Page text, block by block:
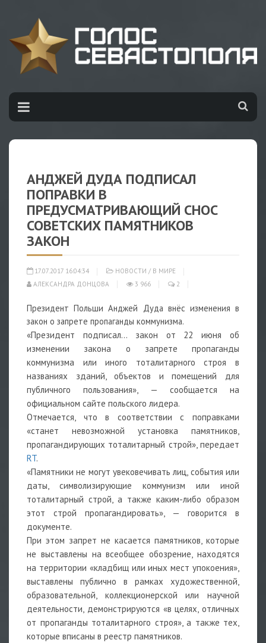
АНДЖЕЙ ДУДА ПОДПИСАЛ
ПОПРАВКИ В
ПРЕДУСМАТРИВАЮЩИЙ СНОС
СОВЕТСКИХ ПАМЯТНИКОВ
ЗАКОН
17.07.2017 16:04:34 НОВОСТИ / В МИРЕ
АЛЕКСАНДРА ДОНЦОВА
3 966 2
Президент Польши Анджей Дуда внёс изменения в
закон о запрете пропаганды коммунизма.
«Президент подписал… закон от 22 июня об
изменении закона о запрете пропаганды
коммунизма или иного тоталитарного строя в
названиях зданий, объектов и помещений для
публичного пользования», — сообщается на
официальном сайте польского лидера.
Отмечается, что в соответствии с поправками
«станет невозможной установка памятников,
пропагандирующих тоталитарный строй», передает
RT.
«Памятники не могут увековечивать лиц, события или
даты, символизирующие коммунизм или иной
тоталитарный строй, а также каким-либо образом
этот строй пропагандировать», — говорится в
документе.
При этом запрет не касается памятников, которые
не выставлены на всеобщее обозрение, находятся
на территории «кладбищ или иных мест упокоения»,
выставлены публично в рамках художественной,
образовательной, коллекционерской или научной
деятельности, демонстрируются «в целях, отличных
от пропаганды тоталитарного строя», а также тех,
которые вписаны в реестр памятников.